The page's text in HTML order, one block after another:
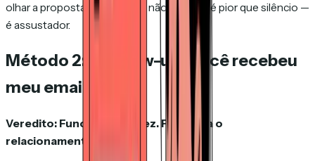
olhar a proposta" quando ele não viu. Isso é pior que silêncio —
é assustador.
Método 2: O follow-up "você recebeu
meu email?"
Veredito: Funciona uma vez. Prejudica o
relacionamento.